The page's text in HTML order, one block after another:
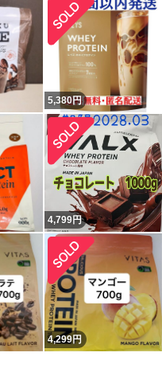
5,380円
4,799円
4,299円